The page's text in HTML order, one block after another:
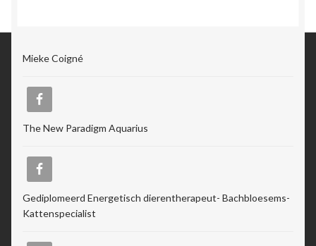
Mieke Coigné
The New Paradigm Aquarius
Gediplomeerd Energetisch dierentherapeut- Bachbloesems-
Kattenspecialist